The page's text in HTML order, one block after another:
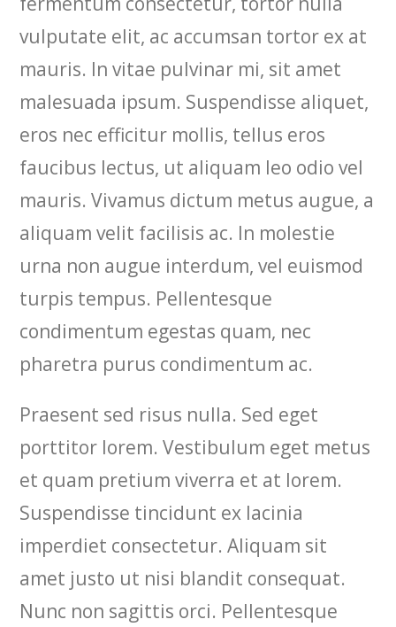
vulputate elit, ac accumsan tortor ex at
mauris. In vitae pulvinar mi, sit amet
malesuada ipsum. Suspendisse aliquet,
eros nec efficitur mollis, tellus eros
faucibus lectus, ut aliquam leo odio vel
mauris. Vivamus dictum metus augue, a
aliquam velit facilisis ac. In molestie
urna non augue interdum, vel euismod
turpis tempus. Pellentesque
condimentum egestas quam, nec
pharetra purus condimentum ac.
Praesent sed risus nulla. Sed eget
porttitor lorem. Vestibulum eget metus
et quam pretium viverra et at lorem.
Suspendisse tincidunt ex lacinia
imperdiet consectetur. Aliquam sit
amet justo ut nisi blandit consequat.
Nunc non sagittis orci. Pellentesque